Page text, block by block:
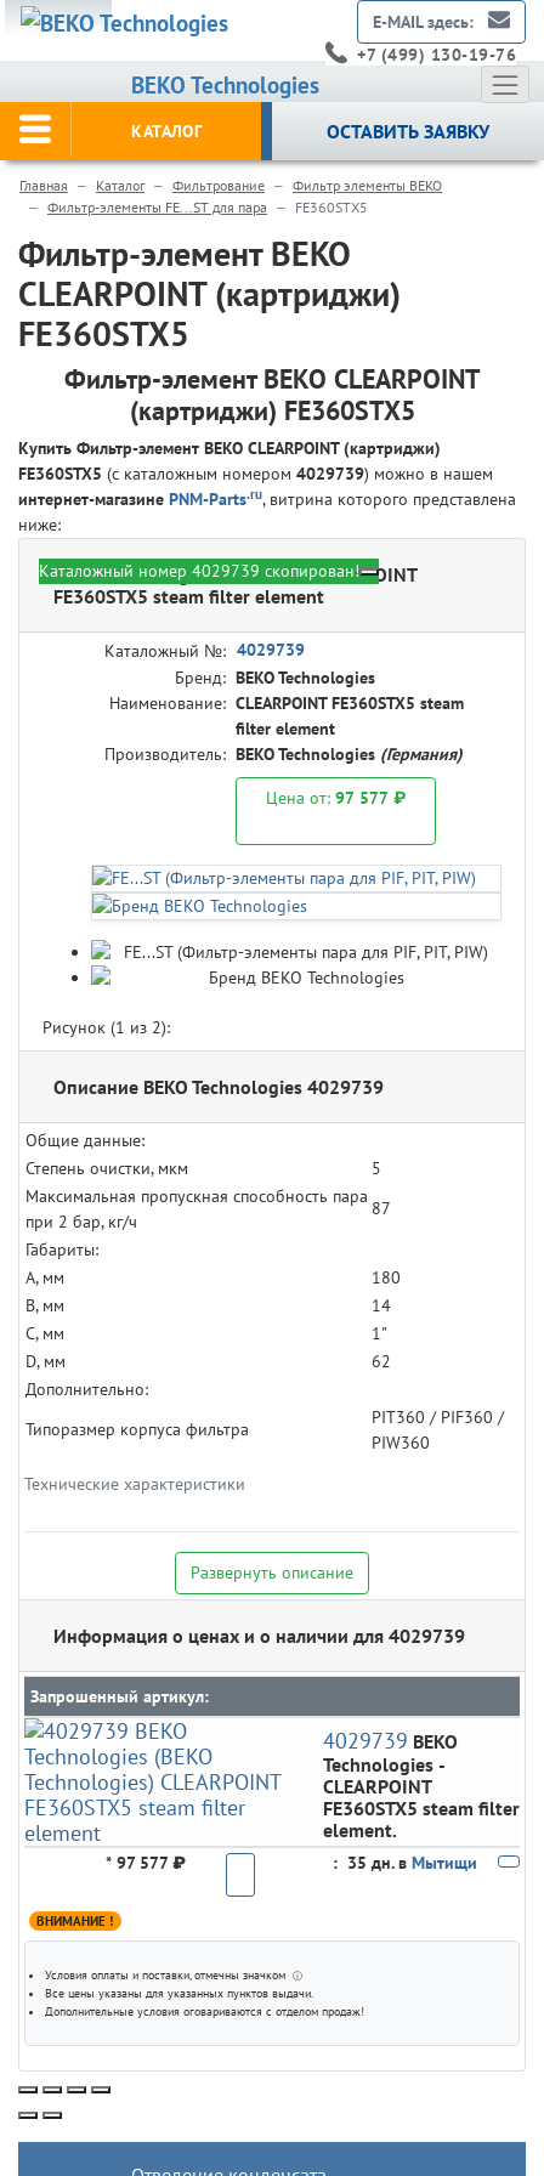
BEKO Technologies
E-MAIL здесь:
+7 (499) 130-19-76
КАТАЛОГ ОСТАВИТЬ ЗАЯВКУ
Главная Каталог Фильтрование
Фильтр элементы BEKO
Фильтр-элементы FE...ST для пара
FE360STX5
Фильтр-элемент BEKO
CLEARPOINT (картриджи)
FE360STX5
Фильтр-элемент BEKO CLEARPOINT
(картриджи) FE360STX5
Купить Фильтр-элемент BEKO CLEARPOINT (картриджи)
FE360STX5 (с каталожным номером 4029739) можно в нашем
интернет-магазине PNM-Parts.ru, витрина которого представлена
ниже:
BEKO Technologies 4029739 - CLEARPOINT
FE360STX5 steam filter element
Каталожный №: 4029739
Бренд: BEKO Technologies
Наименование: CLEARPOINT FE360STX5 steam
filter element
Производитель: BEKO Technologies (Германия)
Цена от: 97 577 ₽
Рисунок (1 из 2):
Каталожный номер 4029739 скопирован!
Описание BEKO Technologies 4029739
Технические характеристики
Общие данные:
Степень очистки, мкм
5
Максимальная пропускная способность пара
при 2 бар, кг/ч
87
Габариты:
A, мм
180
B, мм
14
C, мм
1"
D, мм
62
Дополнительно:
Типоразмер корпуса фильтра
PIT360 / PIF360 /
PIW360
Развернуть описание
Информация о ценах и о наличии для 4029739
Запрошенный артикул:
4029739 BEKO
Technologies -
CLEARPOINT
FE360STX5 steam filter
element.
* 97 577 ₽ : 35 дн. в Мытищи
ВНИМАНИЕ !
Условия оплаты и поставки, отмечны значком ⓘ
Все цены указаны для указанных пунктов выдачи.
Дополнительные условия оговариваются с отделом продаж!